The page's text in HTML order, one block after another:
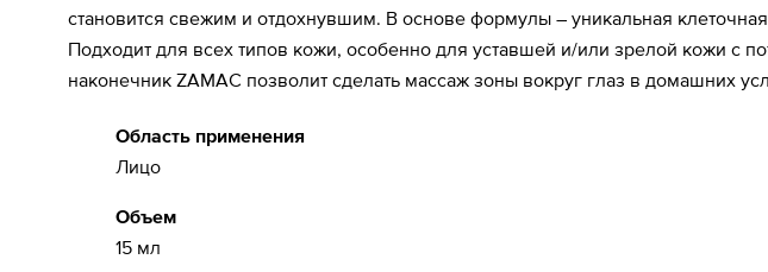
становится свежим и отдохнувшим. В основе формулы – уникальная
Подходит для всех типов кожи, особенно для уставшей и/или зрелой кожи с
наконечник ZAMAC позволит сделать массаж зоны вокруг глаз в домашних
Область применения
Лицо
Объем
15 мл